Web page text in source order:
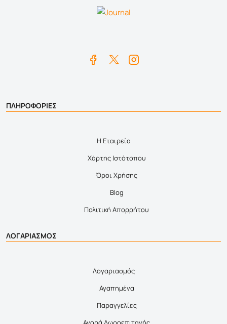
ΠΛΗΡΟΦΟΡΙΕΣ
Η Εταιρεία
Χάρτης Ιστότοπου
Όροι Χρήσης
Blog
Πολιτική Απορρήτου
ΛΟΓΑΡΙΑΣΜΟΣ
Λογαριασμός
Αγαπημένα
Παραγγελίες